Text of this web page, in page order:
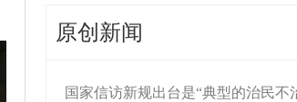
原创新闻
国家信访新规出台是“典型的治民不